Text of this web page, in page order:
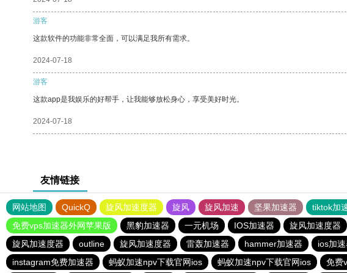
游客
这款软件的功能非常全面，可以满足我所有需求。
2024-07-18
游客
这款app是我娱乐的好帮手，让我能够放松身心，享受美好时光。
2024-07-18
友情链接
网站地图 QuickQ 旋风加速度器 旋风 旋风加速 坚果加速器 tiktok加
免费vps加速器外网苹果版
黑豹加速器 一元机场 IOS加速器 旋风加速度器
旋风加速度器
outline 旋风加速度器 雷轰加速器 hammer加速器 ios加速
instagram免费加速器
蚂蚁加速npv下载官网ios 蚂蚁加速npv下载官网ios 免费